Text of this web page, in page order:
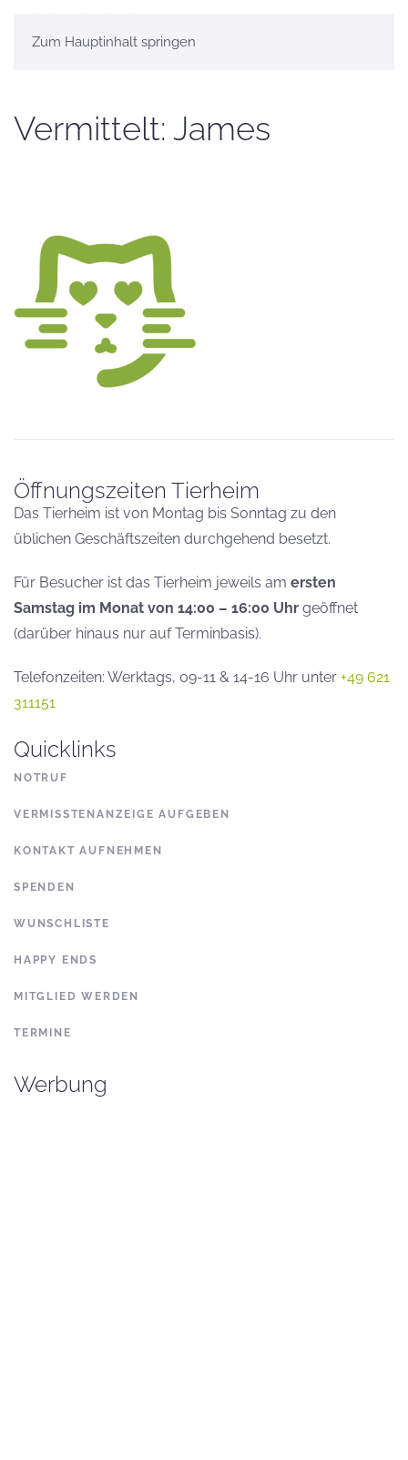
Zum Hauptinhalt springen
Vermittelt: James
Öffnungszeiten Tierheim
Das Tierheim ist von Montag bis Sonntag zu den
üblichen Geschäftszeiten durchgehend besetzt.
Für Besucher ist das Tierheim jeweils am ersten
Samstag im Monat von 14:00 – 16:00 Uhr geöffnet
(darüber hinaus nur auf Terminbasis).
Telefonzeiten: Werktags, 09-11 & 14-16 Uhr unter +49 621
311151
Quicklinks
NOTRUF
VERMISSTENANZEIGE AUFGEBEN
KONTAKT AUFNEHMEN
SPENDEN
WUNSCHLISTE
HAPPY ENDS
MITGLIED WERDEN
TERMINE
Werbung